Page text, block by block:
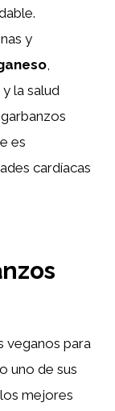
y
,
la salud
es
cardíacas
veganos para
uno de sus
mejores